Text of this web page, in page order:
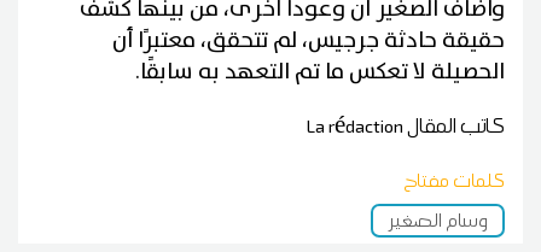
وأضاف الصغير أن وعودًا أخرى، من بينها كشف
حقيقة حادثة جرجيس، لم تتحقق، معتبرًا أن
الحصيلة لا تعكس ما تم التعهد به سابقًا.
كاتب المقالLa rédaction
كلمات مفتاح
وسام الصغير